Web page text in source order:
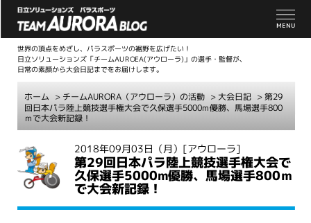
世界の頂点をめざし、パラスポーツの裾野を広げたい！
日立ソリューションズ「チームAUROEA(アウローラ)」の選手・監督が、
日常の素顔から大会日記までをお届けします。
ホーム > チームAURORA（アウローラ）の活動 > 大会日記 > 第29
回日本パラ陸上競技選手権大会で久保選手5000m優勝、馬場選手800
ｍで大会新記録！
2018年09月03日（月） [アウローラ]
第29回日本パラ陸上競技選手権大会で
久保選手5000m優勝、馬場選手800ｍ
で大会新記録！